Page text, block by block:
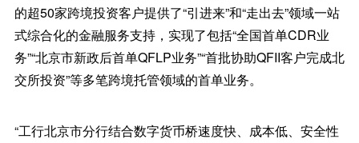
的超50家跨境投资客户提供了“引进来”和“走出去”领域一站
式综合化的金融服务支持，实现了包括“全国首单CDR业
务”“北京市新政后首单QFLP业务”“首批协助QFII客户完成北
交所投资”等多笔跨境托管领域的首单业务。
“工行北京市分行结合数字货币桥速度快、成本低、安全性